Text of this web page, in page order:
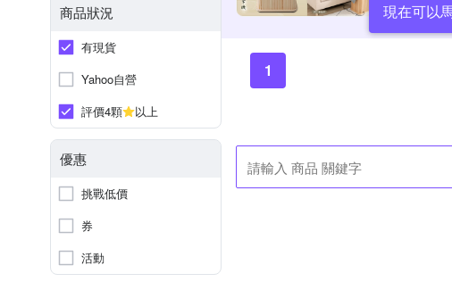
商品狀況
有現貨
Yahoo自營
評價4顆
以上
優惠
挑戰低價
券
活動
現在可以
1